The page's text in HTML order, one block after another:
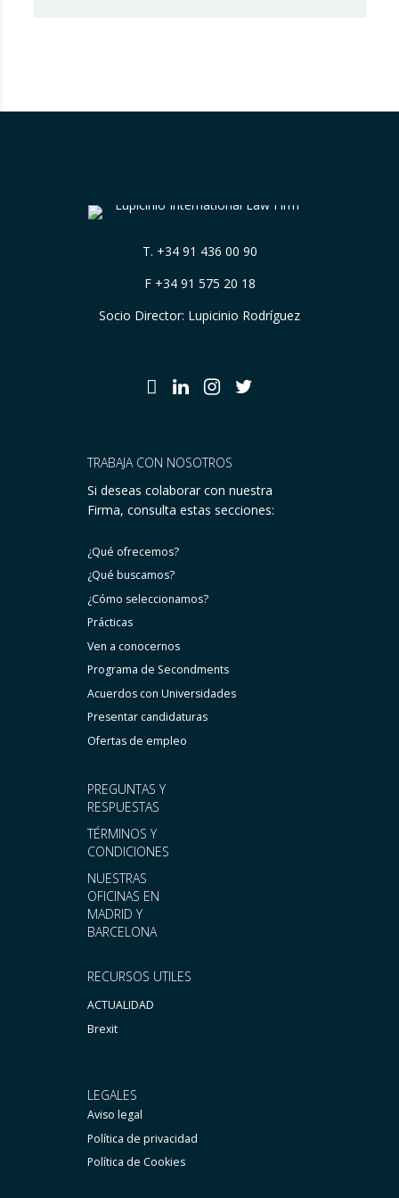
T. +34 91 436 00 90
F +34 91 575 20 18
Socio Director: Lupicinio Rodríguez
RECURSOS UTILES
ACTUALIDAD
Brexit
PREGUNTAS Y
RESPUESTAS
TÉRMINOS Y
CONDICIONES
NUESTRAS
OFICINAS EN
MADRID Y
BARCELONA
TRABAJA CON NOSOTROS
Si deseas colaborar con nuestra
Firma, consulta estas secciones:
¿Qué ofrecemos?
¿Qué buscamos?
¿Cómo seleccionamos?
Prácticas
Ven a conocernos
Programa de Secondments
Acuerdos con Universidades
Presentar candidaturas
Ofertas de empleo
LEGALES
Aviso legal
Política de privacidad
Política de Cookies